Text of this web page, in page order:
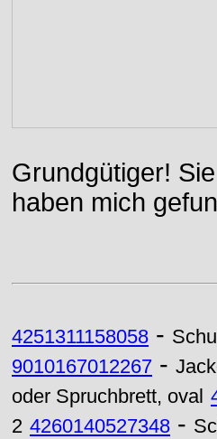
Grundgütiger!
haben mich
4251311158058 -
9010167012267 -
oder Spruchbrett, oval
2 4260140527348 -